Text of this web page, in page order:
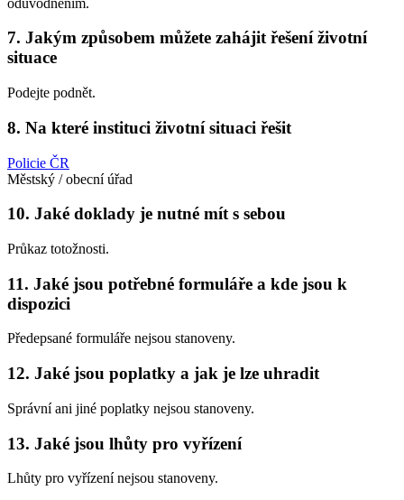
7. Jakým způsobem můžete zahájit řešení životní
situace
Podejte podnět.
8. Na které instituci životní situaci řešit
Policie ČR
Městský / obecní úřad
10. Jaké doklady je nutné mít s sebou
Průkaz totožnosti.
11. Jaké jsou potřebné formuláře a kde jsou k
dispozici
Předepsané formuláře nejsou stanoveny.
12. Jaké jsou poplatky a jak je lze uhradit
Správní ani jiné poplatky nejsou stanoveny.
13. Jaké jsou lhůty pro vyřízení
Lhůty pro vyřízení nejsou stanoveny.